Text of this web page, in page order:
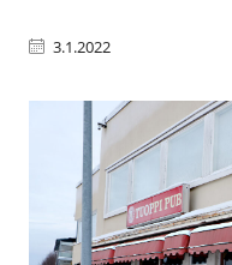
3.1.2022